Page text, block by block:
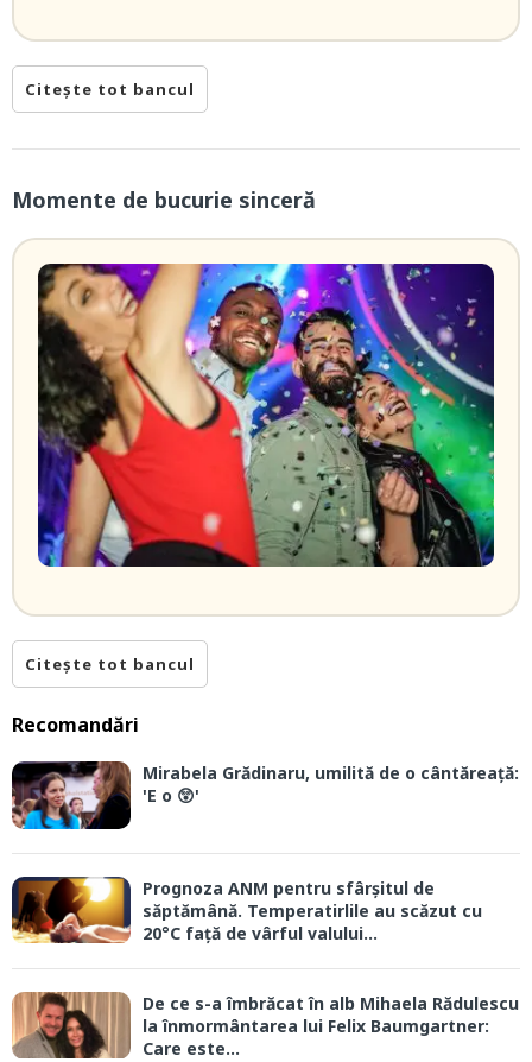
Citește tot bancul
Momente de bucurie sinceră
Citește tot bancul
Recomandări
Mirabela Grădinaru, umilită de o cântăreață:
'E o 😲'
Prognoza ANM pentru sfârșitul de
săptămână. Temperatirlile au scăzut cu
20°C față de vârful valului...
De ce s-a îmbrăcat în alb Mihaela Rădulescu
la înmormântarea lui Felix Baumgartner:
Care este...